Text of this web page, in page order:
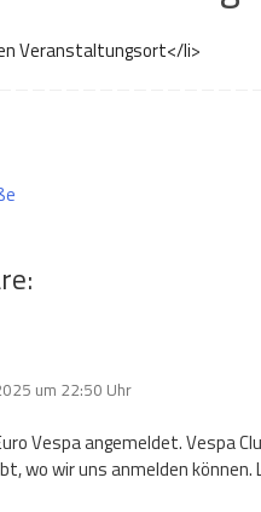
Veranstaltungsort</li>
um 22:50 Uhr
Vespa angemeldet. Vespa
wo wir uns anmelden können.